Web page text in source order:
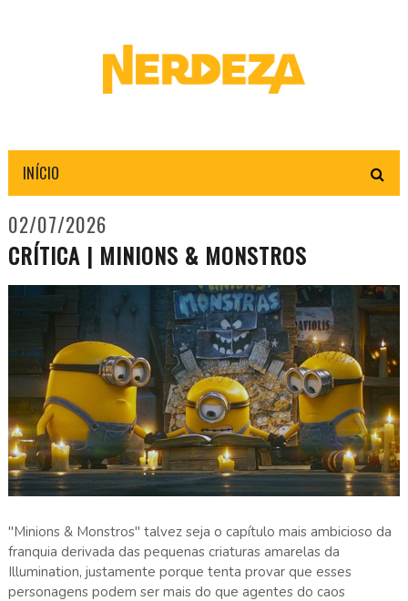
INÍCIO
02/07/2026
CRÍTICA | MINIONS & MONSTROS
"Minions & Monstros" talvez seja o capítulo mais ambicioso da
franquia derivada das pequenas criaturas amarelas da
Illumination, justamente porque tenta provar que esses
personagens podem ser mais do que agentes do caos